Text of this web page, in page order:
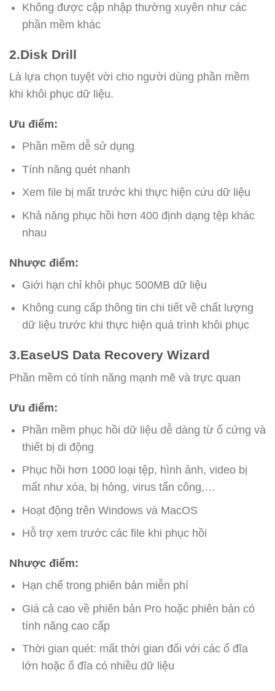
Không được cập nhập thường xuyên như các
phần mềm khác
2.Disk Drill
Là lựa chọn tuyệt vời cho người dùng phần mềm
khi khôi phục dữ liệu.
Ưu điểm:
Phần mềm dễ sử dụng
Tính năng quét nhanh
Xem file bị mất trước khi thực hiện cứu dữ liệu
Khả năng phục hồi hơn 400 định dạng tệp khác
nhau
Nhược điểm:
Giới hạn chỉ khôi phục 500MB dữ liệu
Không cung cấp thông tin chi tiết về chất lượng
dữ liệu trước khi thực hiện quá trình khôi phục
3.EaseUS Data Recovery Wizard
Phần mềm có tính năng mạnh mẽ và trực quan
Ưu điểm:
Phần mềm phục hồi dữ liệu dễ dàng từ ổ cứng và
thiết bị di động
Phục hồi hơn 1000 loại tệp, hình ảnh, video bị
mất như xóa, bị hỏng, virus tấn công,…
Hoạt động trên Windows và MacOS
Hỗ trợ xem trước các file khi phục hồi
Nhược điểm:
Hạn chế trong phiên bản miễn phí
Giá cả cao về phiên bản Pro hoặc phiên bản có
tính năng cao cấp
Thời gian quét: mất thời gian đối với các ổ đĩa
lớn hoặc ổ đĩa có nhiều dữ liệu